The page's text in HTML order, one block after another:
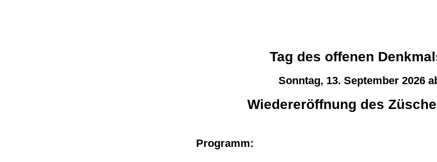
Tag des offenen
Sonntag, 13. September 2026
Wiedereröffnung des
Programm: